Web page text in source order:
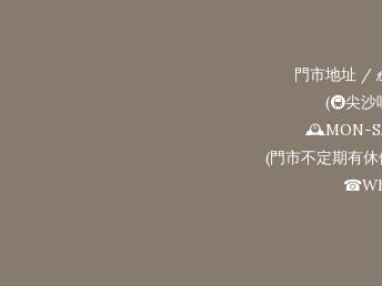
門市地址 /
(🚇尖沙
🕰MON-
(門市不定期有